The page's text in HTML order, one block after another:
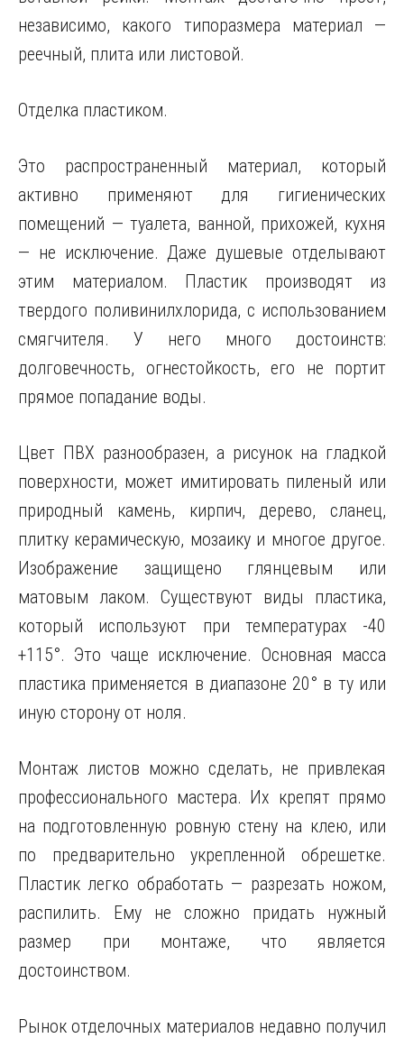
независимо, какого типоразмера материал —
реечный, плита или листовой.
Отделка пластиком.
Это распространенный материал, который
активно применяют для гигиенических
помещений — туалета, ванной, прихожей, кухня
— не исключение. Даже душевые отделывают
этим материалом. Пластик производят из
твердого поливинилхлорида, с использованием
смягчителя. У него много достоинств:
долговечность, огнестойкость, его не портит
прямое попадание воды.
Цвет ПВХ разнообразен, а рисунок на гладкой
поверхности, может имитировать пиленый или
природный камень, кирпич, дерево, сланец,
плитку керамическую, мозаику и многое другое.
Изображение защищено глянцевым или
матовым лаком. Существуют виды пластика,
который используют при температурах -40
+115°. Это чаще исключение. Основная масса
пластика применяется в диапазоне 20° в ту или
иную сторону от ноля.
Монтаж листов можно сделать, не привлекая
профессионального мастера. Их крепят прямо
на подготовленную ровную стену на клею, или
по предварительно укрепленной обрешетке.
Пластик легко обработать — разрезать ножом,
распилить. Ему не сложно придать нужный
размер при монтаже, что является
достоинством.
Рынок отделочных материалов недавно получил